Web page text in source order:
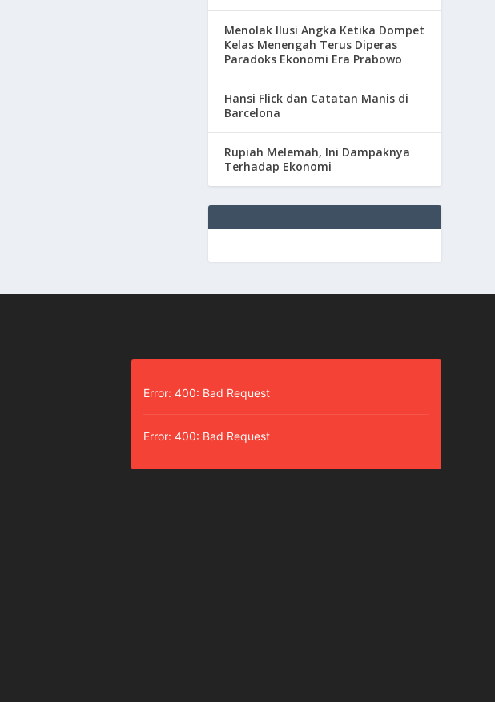
Menolak Ilusi Angka Ketika Dompet
Kelas Menengah Terus Diperas
Paradoks Ekonomi Era Prabowo
Hansi Flick dan Catatan Manis di
Barcelona
Rupiah Melemah, Ini Dampaknya
Terhadap Ekonomi
Error: 400: Bad Request
Error: 400: Bad Request